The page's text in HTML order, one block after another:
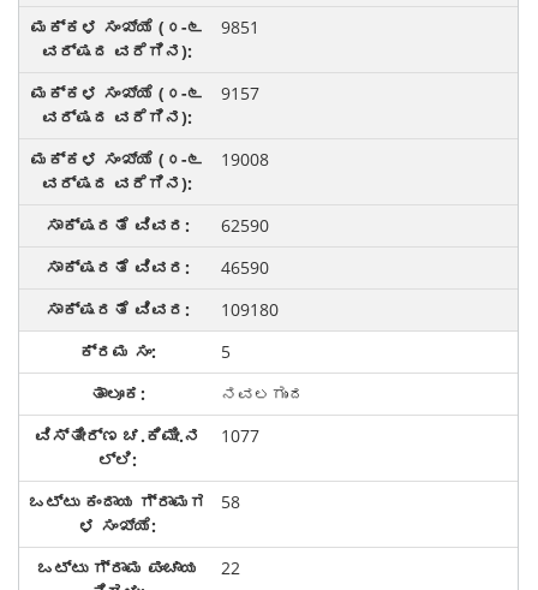
9851
9157
19008
62590
46590
109180
5
ನವಲಗುಂದ
1077
58
22